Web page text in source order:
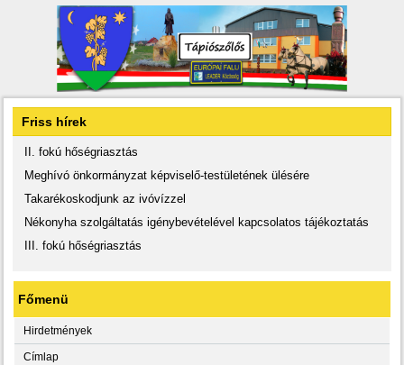
Friss hírek
II. fokú hőségriasztás
Meghívó önkormányzat képviselő-testületének ülésére
Takarékoskodjunk az ivóvízzel
Nékonyha szolgáltatás igénybevételével kapcsolatos tájékoztatás
III. fokú hőségriasztás
Főmenü
Hirdetmények
Címlap